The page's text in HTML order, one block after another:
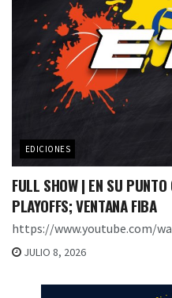
EDICIONES
FULL SHOW | EN SU
PLAYOFFS; VENTANA FIBA
https://www.youtube.com/
JULIO 8, 2026